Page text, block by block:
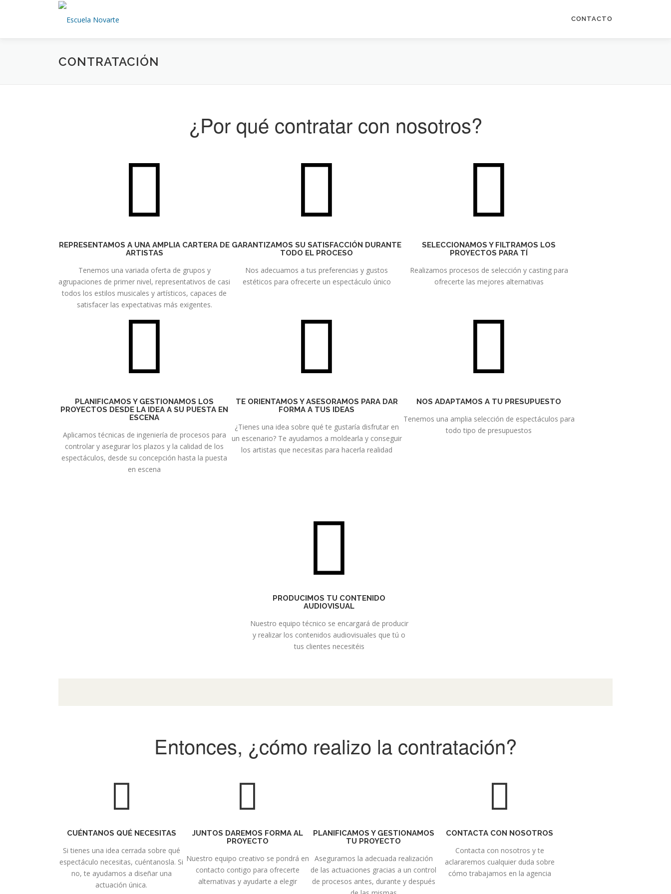
CONTACTO
CONTRATACIÓN
¿Por qué contratar con nosotros?
REPRESENTAMOS A UNA AMPLIA CARTERA DE
ARTISTAS
Tenemos una variada oferta de grupos y
agrupaciones de primer nivel, representativos de casi
todos los estilos musicales y artísticos, capaces de
satisfacer las expectativas más exigentes.
GARANTIZAMOS SU SATISFACCIÓN DURANTE
TODO EL PROCESO
Nos adecuamos a tus preferencias y gustos
estéticos para ofrecerte un espectáculo único
SELECCIONAMOS Y FILTRAMOS LOS
PROYECTOS PARA TÍ
Realizamos procesos de selección y casting para
ofrecerte las mejores alternativas
PLANIFICAMOS Y GESTIONAMOS LOS
PROYECTOS DESDE LA IDEA A SU PUESTA EN
ESCENA
Aplicamos técnicas de ingeniería de procesos para
controlar y asegurar los plazos y la calidad de los
espectáculos, desde su concepción hasta la puesta
en escena
TE ORIENTAMOS Y ASESORAMOS PARA DAR
FORMA A TUS IDEAS
¿Tienes una idea sobre qué te gustaría disfrutar en
un escenario? Te ayudamos a moldearla y conseguir
los artistas que necesitas para hacerla realidad
NOS ADAPTAMOS A TU PRESUPUESTO
Tenemos una amplia selección de espectáculos para
todo tipo de presupuestos
PRODUCIMOS TU CONTENIDO
AUDIOVISUAL
Nuestro equipo técnico se encargará de producir
y realizar los contenidos audiovisuales que tú o
tus clientes necesitéis
Entonces, ¿cómo realizo la contratación?
CUÉNTANOS QUÉ NECESITAS
Si tienes una idea cerrada sobre qué
espectáculo necesitas, cuéntanosla. Si
no, te ayudamos a diseñar una
actuación única.
JUNTOS DAREMOS FORMA AL
PROYECTO
Nuestro equipo creativo se pondrá en
contacto contigo para ofrecerte
alternativas y ayudarte a elegir
PLANIFICAMOS Y GESTIONAMOS
TU PROYECTO
Aseguramos la adecuada realización
de las actuaciones gracias a un control
de procesos antes, durante y después
CONTACTA CON NOSOTROS
Contacta con nosotros y te
aclararemos cualquier duda sobre
cómo trabajamos en la agencia